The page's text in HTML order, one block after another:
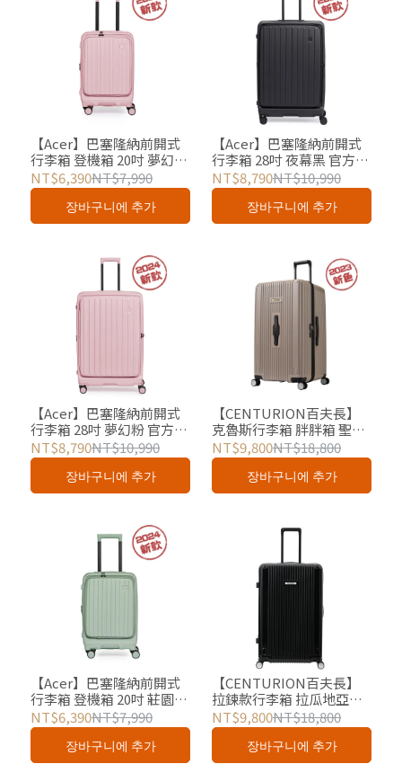
【Acer】巴塞隆納前開式
行李箱 登機箱 20吋 夢幻粉
官方授權
NT$6,390NT$7,990
장바구니에 추가
【Acer】巴塞隆納前開式
行李箱 28吋 夜幕黑 官方授
權
NT$8,790NT$10,990
장바구니에 추가
【Acer】巴塞隆納前開式
行李箱 28吋 夢幻粉 官方授
權
NT$8,790NT$10,990
장바구니에 추가
【CENTURION百夫長】
克魯斯行李箱 胖胖箱 聖海
蓮娜消光藕 29吋 總代理
NT$9,800NT$18,800
장바구니에 추가
【Acer】巴塞隆納前開式
行李箱 登機箱 20吋 莊園綠
官方授權
NT$6,390NT$7,990
장바구니에 추가
【CENTURION百夫長】
拉鍊款行李箱 拉瓜地亞黑
29吋 總代理
NT$9,800NT$18,800
장바구니에 추가